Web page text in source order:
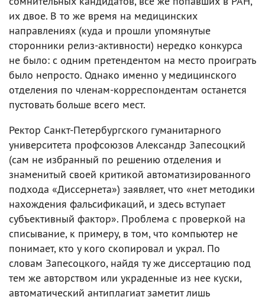
их двое. В то же время на медицинских
направлениях (куда и прошли упомянутые
сторонники релиз-активности) нередко конкурса
не было: с одним претендентом на место проиграть
было непросто. Однако именно у медицинского
отделения по членам-корреспондентам останется
пустовать больше всего мест.
Ректор Санкт-Петербургского гуманитарного
университета профсоюзов Александр Запесоцкий
(сам не избранный по решению отделения и
знаменитый своей критикой автоматизированного
подхода «Диссернета») заявляет, что «нет методики
нахождения фальсификаций, и здесь вступает
субъективный фактор». Проблема с проверкой на
списывание, к примеру, в том, что компьютер не
понимает, кто у кого скопировал и украл. По
словам Запесоцкого, найдя ту же диссертацию под
тем же авторством или украденные из нее куски,
автоматический антиплагиат заметит лишь